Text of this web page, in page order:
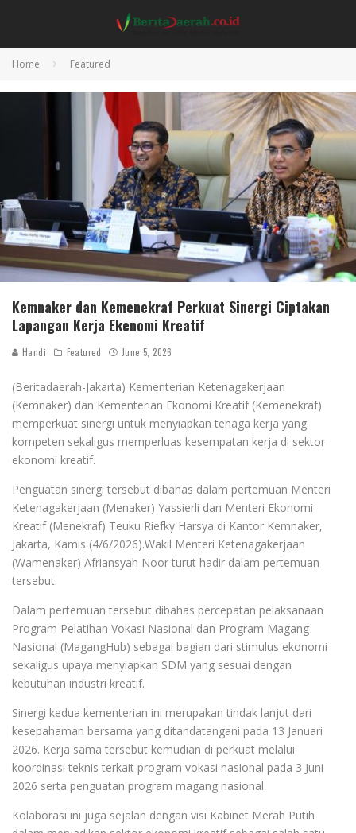
Home Featured
Kemnaker dan Kemenekraf Perkuat Sinergi Ciptakan
Lapangan Kerja Ekenomi Kreatif
Handi Featured June 5, 2026
(Beritadaerah-Jakarta) Kementerian Ketenagakerjaan
(Kemnaker) dan Kementerian Ekonomi Kreatif (Kemenekraf)
memperkuat sinergi untuk menyiapkan tenaga kerja yang
kompeten sekaligus memperluas kesempatan kerja di sektor
ekonomi kreatif.
Penguatan sinergi tersebut dibahas dalam pertemuan Menteri
Ketenagakerjaan (Menaker) Yassierli dan Menteri Ekonomi
Kreatif (Menekraf) Teuku Riefky Harsya di Kantor Kemnaker,
Jakarta, Kamis (4/6/2026).Wakil Menteri Ketenagakerjaan
(Wamenaker) Afriansyah Noor turut hadir dalam pertemuan
tersebut.
Dalam pertemuan tersebut dibahas percepatan pelaksanaan
Program Pelatihan Vokasi Nasional dan Program Magang
Nasional (MagangHub) sebagai bagian dari stimulus ekonomi
sekaligus upaya menyiapkan SDM yang sesuai dengan
kebutuhan industri kreatif.
Sinergi kedua kementerian ini merupakan tindak lanjut dari
kesepahaman bersama yang ditandatangani pada 13 Januari
2026. Kerja sama tersebut kemudian di perkuat melalui
koordinasi teknis terkait program vokasi nasional pada 3 Juni
2026 serta penguatan program magang nasional.
Kolaborasi ini juga sejalan dengan visi Kabinet Merah Putih